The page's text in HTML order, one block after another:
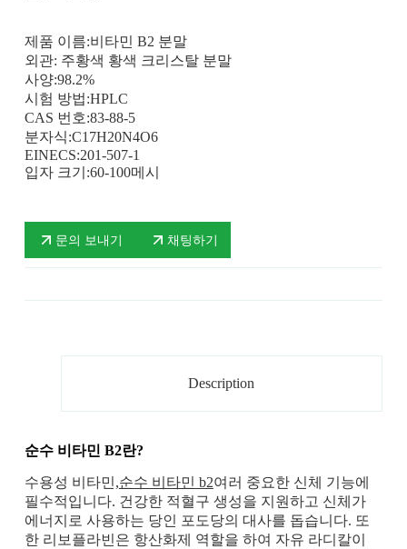
제품 이름:비타민 B2 분말
외관: 주황색 황색 크리스탈 분말
사양:98.2%
시험 방법:HPLC
CAS 번호:83-88-5
분자식:C17H20N4O6
EINECS:201-507-1
입자 크기:60-100메시
문의 보내기 채팅하기
Description
순수 비타민 B2란?
수용성 비타민,순수 비타민 b2여러 중요한 신체 기능에
필수적입니다. 건강한 적혈구 생성을 지원하고 신체가
에너지로 사용하는 당인 포도당의 대사를 돕습니다. 또
한 리보플라빈은 항산화제 역할을 하여 자유 라디칼이